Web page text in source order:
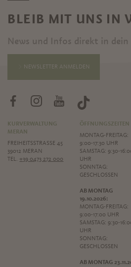
BLEIB MIT UNS IN
News und Infos direkt in dein
NEWSLETTER ANMELDEN
KURVERWALTUNG
MERAN
FREIHEITSSTRASSE 45
39012 MERAN
TEL.+39 0473 272 000
ÖFFNUNGSZEITEN
MONTAG-FREITAG:
9:00-17:30 UHR
SAMSTAG: 9:30-
UHR
SONNTAG:
GESCHLOSSEN
AB MONTAG
19.10.2026:
MONTAG-FREITAG:
9:00-17:00 UHR
SAMSTAG: 9:30-
UHR
SONNTAG:
GESCHLOSSEN
AB MONTAG